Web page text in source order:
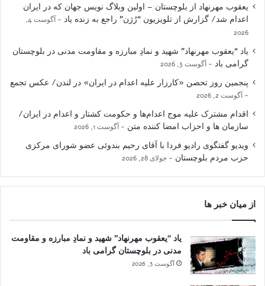
یعقوب مهرنهاد از بلوچستان – اولین وبلاگ نویس جهان که در ایران
اعدام شد/ گزارش از تلویزیون “رُژن” راجع به زنده یاد
آگوست 4,
2026
یاد “یعقوب مهرنهاد” شهید و نمادِ مبارزه و مقاومت مدنی در بلوچستان
گرامی باد
آگوست 3, 2026
پنجمین روز تحصن «کارزار علیه اعدام در ایران» در لندن/ عکس تجمع
آگوست 2, 2026
اقدام مشترک علیه موج اعدام‌ها و حکومت کشتار و اعدام در ایران/
سازمان ها و احزاب امضا کننده متن
آگوست 1, 2026
ویدیو گفتگوی رادیو فردا با آقای رحیم بندوئی عضو شورای مرکزی
حزب مردم بلوچستان
جولای 28, 2026
از میان خبر ها
یاد “یعقوب مهرنهاد” شهید و نمادِ مبارزه و مقاومت
مدنی در بلوچستان گرامی باد
آگوست 3, 2026